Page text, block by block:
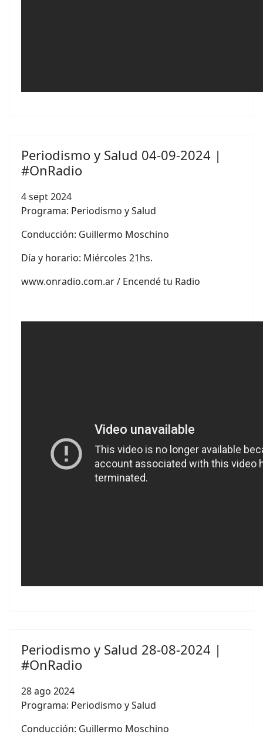
Periodismo y Salud 04-09-2024 |
#OnRadio
4 sept 2024
Programa: Periodismo y Salud
Conducción: Guillermo Moschino
Día y horario: Miércoles 21hs.
www.onradio.com.ar / Encendé tu Radio
Periodismo y Salud 28-08-2024 |
#OnRadio
28 ago 2024
Programa: Periodismo y Salud
Conducción: Guillermo Moschino